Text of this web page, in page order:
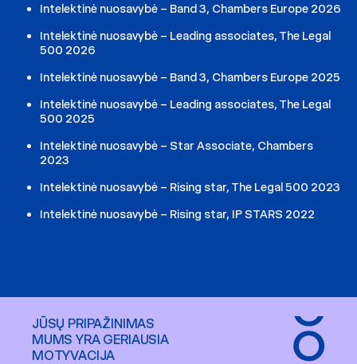
Intelektinė nuosavybė – Band 3, Chambers Europe 2026
Intelektinė nuosavybė – Leading associates, The Legal
500 2026
Intelektinė nuosavybė – Band 3, Chambers Europe 2025
Intelektinė nuosavybė – Leading associates, The Legal
500 2025
Intelektinė nuosavybė – Star Associate, Chambers
2023
Intelektinė nuosavybė – Rising star, The Legal 500 2023
Intelektinė nuosavybė – Rising star, IP STARS 2022
JŪSŲ PRIPAŽINIMAS
MUMS YRA GERIAUSIA
MOTYVACIJA